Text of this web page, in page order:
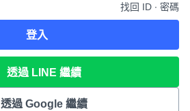
找回 ID ∙ 密碼
登入
透過 LINE 繼續
透過 Google 繼續